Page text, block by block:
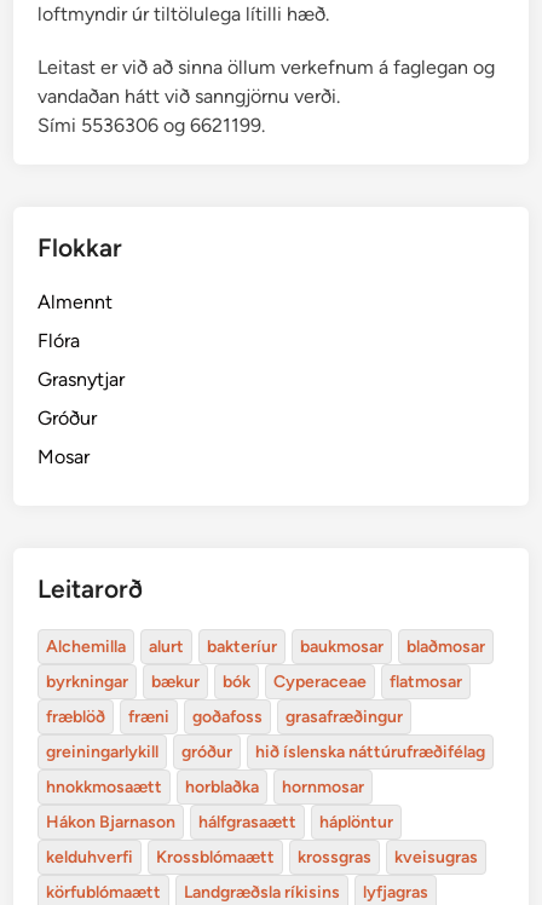
loftmyndir úr tiltölulega lítilli hæð.
Leitast er við að sinna öllum verkefnum á faglegan og
vandaðan hátt við sanngjörnu verði.
Sími 5536306 og 6621199.
Flokkar
Almennt
Flóra
Grasnytjar
Gróður
Mosar
Leitarorð
Alchemilla alurt bakteríur baukmosar
blaðmosar
byrkningar
bækur bók Cyperaceae
flatmosar
fræblöð
fræni goðafoss
grasafræðingur
greiningarlykill
gróður
hið íslenska náttúrufræðifélag
hnokkmosaætt
horblaðka
hornmosar
Hákon Bjarnason
hálfgrasaætt
háplöntur
kelduhverfi
Krossblómaætt krossgras
kveisugras
körfublómaætt
Landgræðsla ríkisins lyfjagras